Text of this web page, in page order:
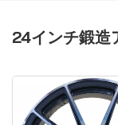
24インチ鍛造